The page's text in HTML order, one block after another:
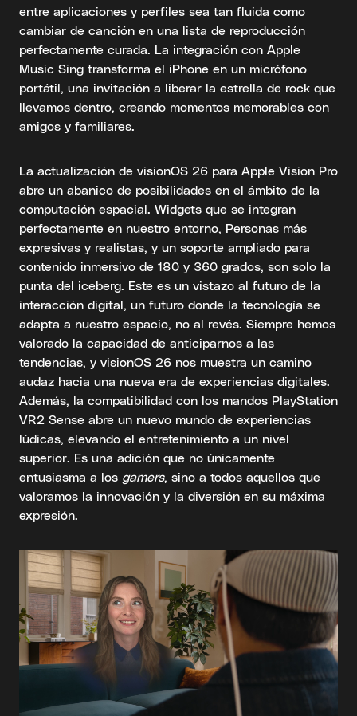
entre aplicaciones y perfiles sea tan fluida como
cambiar de canción en una lista de reproducción
perfectamente curada. La integración con Apple
Music Sing transforma el iPhone en un micrófono
portátil, una invitación a liberar la estrella de rock que
llevamos dentro, creando momentos memorables con
amigos y familiares.
La actualización de visionOS 26 para Apple Vision Pro
abre un abanico de posibilidades en el ámbito de la
computación espacial. Widgets que se integran
perfectamente en nuestro entorno, Personas más
expresivas y realistas, y un soporte ampliado para
contenido inmersivo de 180 y 360 grados, son solo la
punta del iceberg. Este es un vistazo al futuro de la
interacción digital, un futuro donde la tecnología se
adapta a nuestro espacio, no al revés. Siempre hemos
valorado la capacidad de anticiparnos a las
tendencias, y visionOS 26 nos muestra un camino
audaz hacia una nueva era de experiencias digitales.
Además, la compatibilidad con los mandos PlayStation
VR2 Sense abre un nuevo mundo de experiencias
lúdicas, elevando el entretenimiento a un nivel
superior. Es una adición que no únicamente
entusiasma a los gamers, sino a todos aquellos que
valoramos la innovación y la diversión en su máxima
expresión.